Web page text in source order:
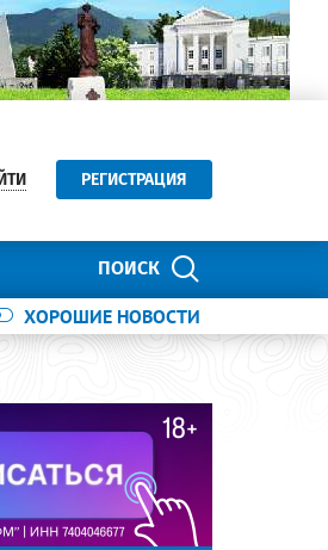
РЕГИСТРАЦИЯ
ПОИСК
ХОРОШИЕ НОВОСТИ